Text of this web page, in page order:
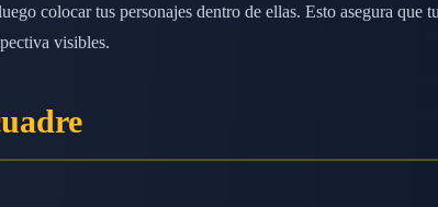
colocar tus personajes dentro de ellas. Esto asegura
visibles.